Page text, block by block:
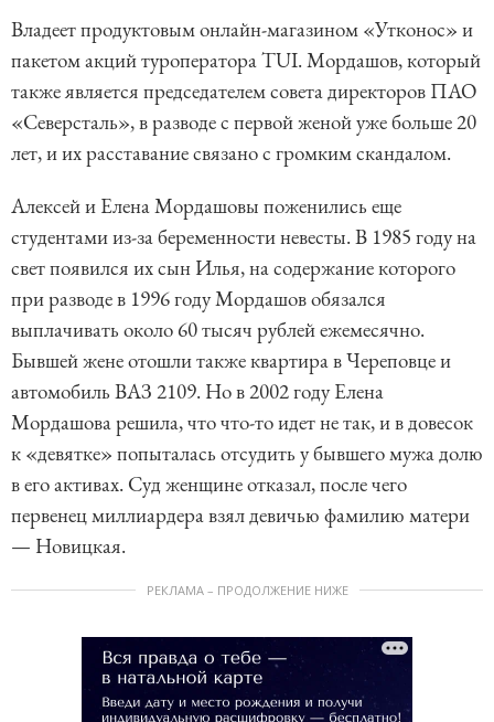
Владеет продуктовым онлайн-магазином «Утконос» и
пакетом акций туроператора TUI. Мордашов, который
также является председателем совета директоров ПАО
«Северсталь», в разводе с первой женой уже больше 20
лет, и их расставание связано с громким скандалом.
Алексей и Елена Мордашовы поженились еще
студентами из-за беременности невесты. В 1985 году на
свет появился их сын Илья, на содержание которого
при разводе в 1996 году Мордашов обязался
выплачивать около 60 тысяч рублей ежемесячно.
Бывшей жене отошли также квартира в Череповце и
автомобиль ВАЗ 2109. Но в 2002 году Елена
Мордашова решила, что что-то идет не так, и в довесок
к «девятке» попыталась отсудить у бывшего мужа долю
в его активах. Суд женщине отказал, после чего
первенец миллиардера взял девичью фамилию матери
— Новицкая.
РЕКЛАМА – ПРОДОЛЖЕНИЕ НИЖЕ